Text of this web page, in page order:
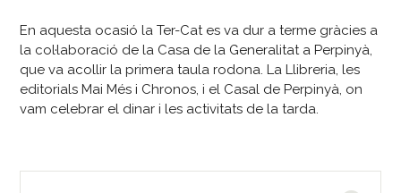
En aquesta ocasió la Ter-Cat es va dur a terme gràcies a
la col·laboració de la Casa de la Generalitat a Perpinyà,
que va acollir la primera taula rodona. La Llibreria, les
editorials Mai Més i Chronos, i el Casal de Perpinyà, on
vam celebrar el dinar i les activitats de la tarda.